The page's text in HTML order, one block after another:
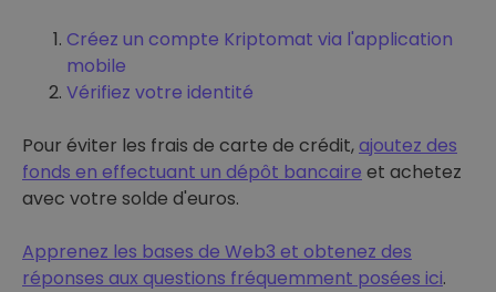
Créez un compte Kriptomat via l'application
mobile
Vérifiez votre identité
Pour éviter les frais de carte de crédit,ajoutez des
fonds en effectuant un dépôt bancaire et achetez
avec votre solde d'euros.
Apprenez les bases de Web3 et obtenez des
réponses aux questions fréquemment posées ici.